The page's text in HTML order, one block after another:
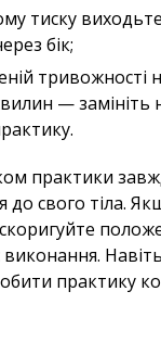
тиску
бік;
тривожності
— замініть
практики
до свого тіла.
виконання.
практику